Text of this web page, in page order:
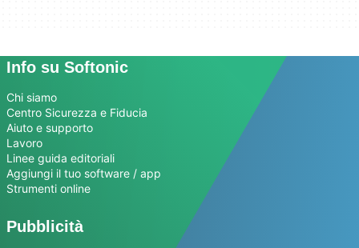
Info su Softonic
Chi siamo
Centro Sicurezza e Fiducia
Aiuto e supporto
Lavoro
Linee guida editoriali
Aggiungi il tuo software / app
Strumenti online
Pubblicità